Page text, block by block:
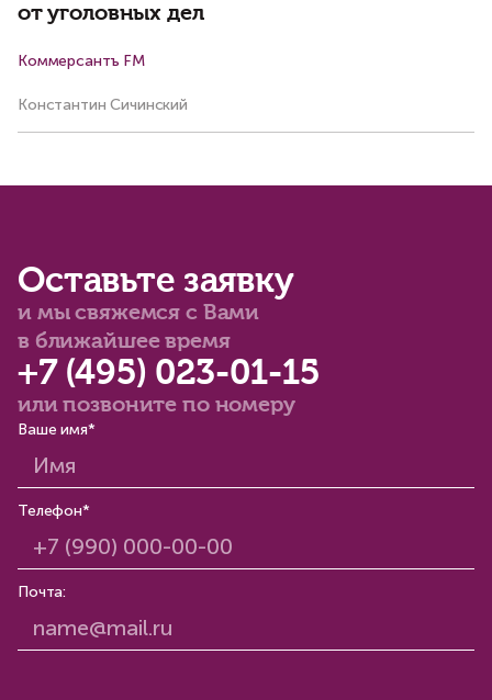
от уголовных дел
Коммерсантъ FM
Константин Сичинский
Оставьте заявку
и мы свяжемся с Вами
в ближайшее время
+7 (495) 023-01-15
или позвоните по номеру
Ваше имя*
Телефон*
Почта: